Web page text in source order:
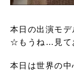
本日の出演モ
☆もうね…見て
本日は世界の